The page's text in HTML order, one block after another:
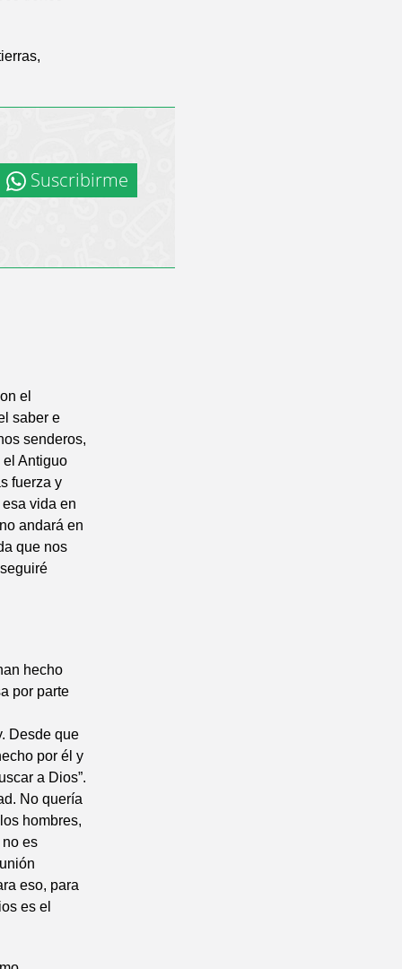
Suscribirme
el
saber e
senderos,
Antiguo
fuerza y
vida en
andará en
que nos
hecho
por parte
Desde que
por él y
a Dios”.
No quería
hombres,
es
eso, para
es el